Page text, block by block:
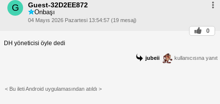
G Guest-32D2EE872
Onbaşı
04 Mayıs 2026 Pazartesi 13:54:57 (19 mesaj)
0
DH yöneticisi öyle dedi
jubeii kullanıcısına yanıt
< Bu ileti Android uygulamasından atıldı >